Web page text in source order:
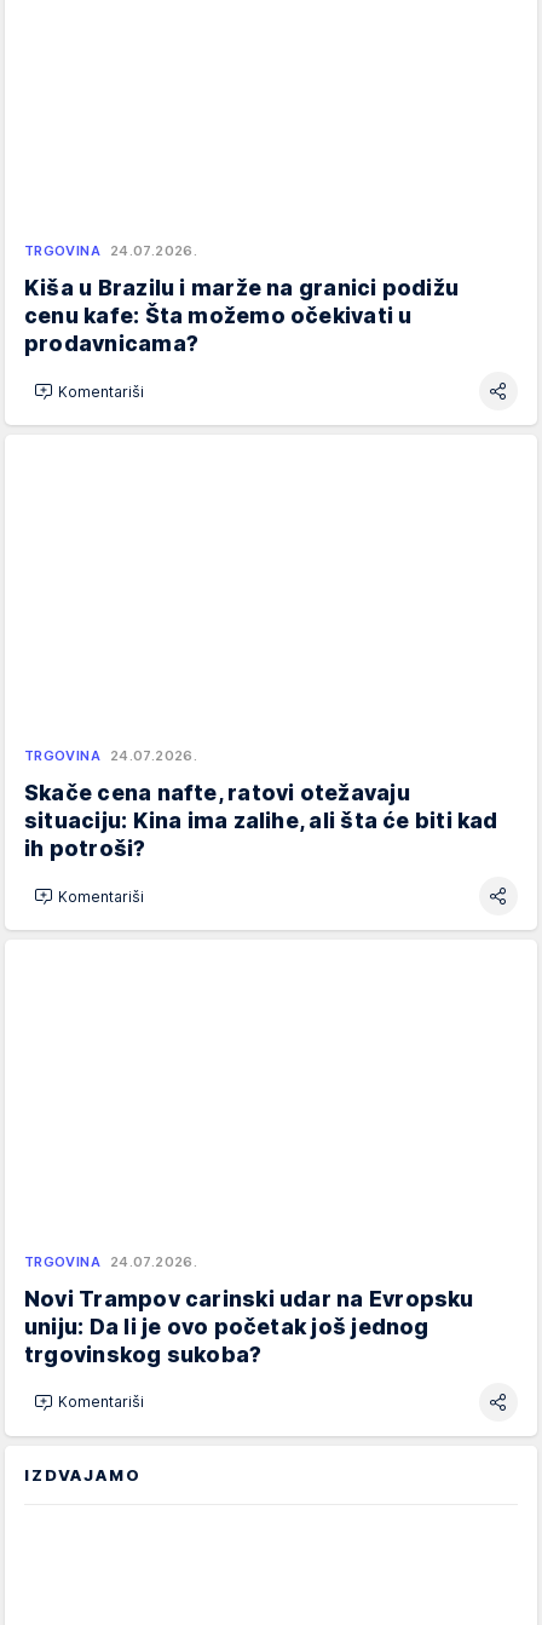
TRGOVINA 24.07.2026.
Kiša u Brazilu i marže na granici podižu
cenu kafe: Šta možemo očekivati u
prodavnicama?
Komentariši
TRGOVINA 24.07.2026.
Skače cena nafte, ratovi otežavaju
situaciju: Kina ima zalihe, ali šta će biti kad
ih potroši?
Komentariši
TRGOVINA 24.07.2026.
Novi Trampov carinski udar na Evropsku
uniju: Da li je ovo početak još jednog
trgovinskog sukoba?
Komentariši
IZDVAJAMO